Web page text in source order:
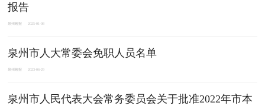
报告
泉州晚报 2025-01-08
泉州市人大常委会免职人员名单
泉州晚报 2023-06-29
泉州市人民代表大会常务委员会关于批准2022年市本